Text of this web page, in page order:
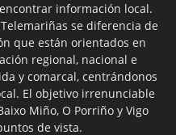
información local.
se diferencia de
que están orientados en
regional, nacional e
y comarcal, centrándonos
El objetivo irrenunciable
Miño, O Porriño y Vigo
de vista.